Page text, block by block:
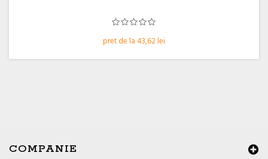
pret de la 43,62 lei
COMPANIE